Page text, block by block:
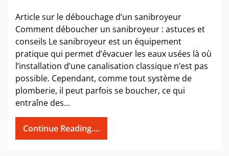
Article sur le débouchage d’un sanibroyeur
Comment déboucher un sanibroyeur : astuces et
conseils Le sanibroyeur est un équipement
pratique qui permet d’évacuer les eaux usées là où
l’installation d’une canalisation classique n’est pas
possible. Cependant, comme tout système de
plomberie, il peut parfois se boucher, ce qui
entraîne des…
Continue Reading....